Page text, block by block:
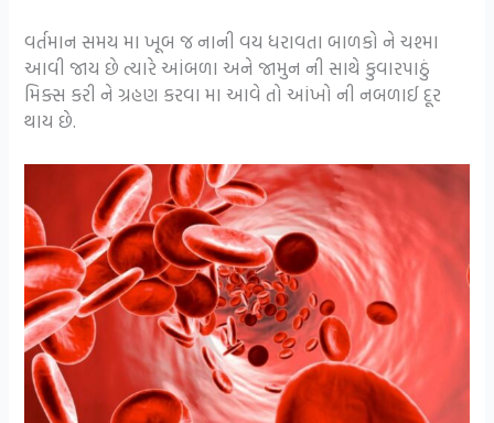
વર્તમાન સમય મા ખૂબ જ નાની વય ધરાવતા બાળકો ને ચશ્મા
આવી જાય છે ત્યારે આંબળા અને જામુન ની સાથે કુવારપાઠું
મિક્સ કરી ને ગ્રહણ કરવા મા આવે તો આંખો ની નબળાઈ દૂર
થાય છે.